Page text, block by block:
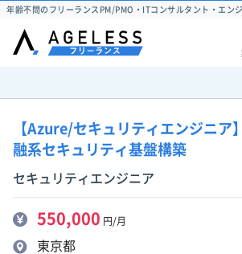
年齢不問のフリーランスPM/PMO・ITコンサルタント・エン
【Azure/セキュリティエンジニア
融系セキュリティ基盤構築
セキュリティエンジニア
550,000 円/月
東京都